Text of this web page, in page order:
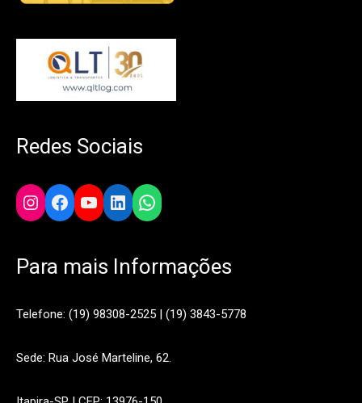
Redes Sociais
Instagram
Facebook
YouTube
LinkedIn
WhatsApp
Para mais Informações
Telefone: (19) 98308-2525 | (19) 3843-5778
Sede: Rua José Marteline, 62.